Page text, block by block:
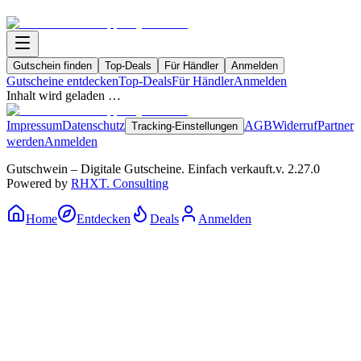
Gutschein finden Top-Deals Für Händler Anmelden
Gutscheine entdeckenTop-DealsFür HändlerAnmelden
Inhalt wird geladen …
ImpressumDatenschutz Tracking-Einstellungen AGBWiderrufPartner
werdenAnmelden
Gutschwein – Digitale Gutscheine. Einfach verkauft.v. 2.27.0
Powered by RHXT. Consulting
Home Entdecken Deals Anmelden